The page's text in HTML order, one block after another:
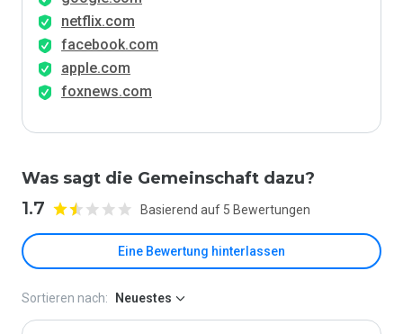
netflix.com
facebook.com
apple.com
foxnews.com
Was sagt die Gemeinschaft dazu?
1.7 Basierend auf 5 Bewertungen
Eine Bewertung hinterlassen
Sortieren nach: Neuestes